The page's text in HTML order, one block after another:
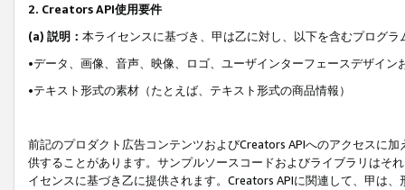
2. Creators API使用要件
(a) 説明： 本ライセンスに基づき、甲は乙に対し、以下を含むプログ
•データ、画像、音声、映像、ロゴ、ユーザインターフェースデザイ
•テキスト形式の素材（たとえば、テキスト形式の商品情報）
前記のプロダクト広告コンテンツおよびCreators APIへのアクセスに
供することがあります。サンプルソースコードおよびライブラリはそ
イセンスに基づき乙に提供されます。Creators APIに関連して、甲は